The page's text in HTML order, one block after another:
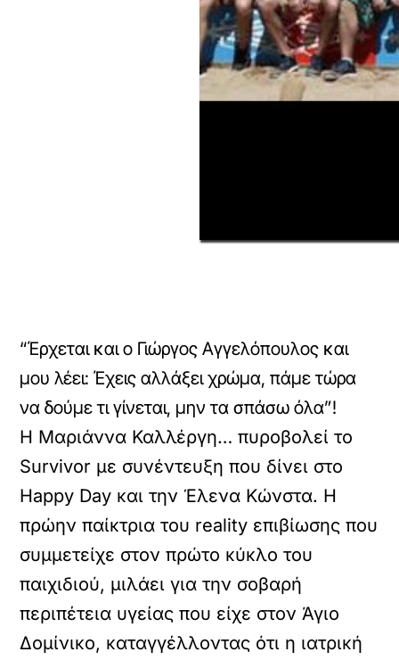
“Έρχεται και ο Γιώργος Αγγελόπουλος και
μου λέει: Έχεις αλλάξει χρώμα, πάμε τώρα
να δούμε τι γίνεται, μην τα σπάσω όλα”!
Η Μαριάννα Καλλέργη… πυροβολεί το
Survivor με συνέντευξη που δίνει στο
Happy Day και την Έλενα Κώνστα. Η
πρώην παίκτρια του reality επιβίωσης που
συμμετείχε στον πρώτο κύκλο του
παιχιδιού, μιλάει για την σοβαρή
περιπέτεια υγείας που είχε στον Άγιο
Δομίνικο, καταγγέλλοντας ότι η ιατρική